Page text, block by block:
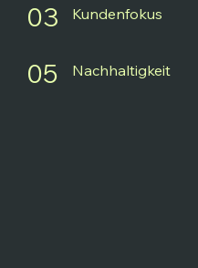
03 Kundenfokus
05 Nachhaltigkeit